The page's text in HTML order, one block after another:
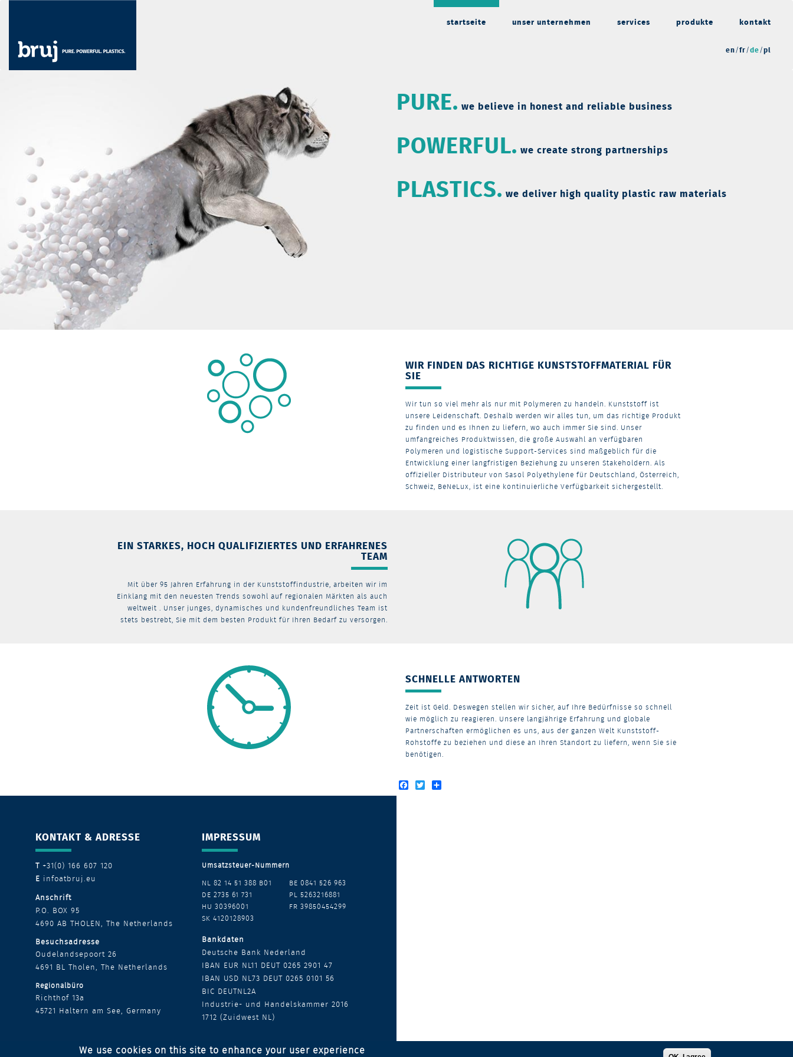
startseite unser unternehmen services produkte kontakt
en fr de pl
PURE. we believe in honest and reliable business
POWERFUL. we create strong partnerships
PLASTICS. we deliver high quality plastic raw materials
WIR FINDEN DAS RICHTIGE KUNSTSTOFFMATERIAL FÜR
SIE
Wir tun so viel mehr als nur mit Polymeren zu handeln. Kunststoff ist
unsere Leidenschaft. Deshalb werden wir alles tun, um das richtige Produkt
zu finden und es Ihnen zu liefern, wo auch immer Sie sind. Unser
umfangreiches Produktwissen, die große Auswahl an verfügbaren
Polymeren und logistische Support-Services sind maßgeblich für die
Entwicklung einer langfristigen Beziehung zu unseren Stakeholdern. Als
offizieller Distributeur von Sasol Polyethylene für Deutschland, Österreich,
Schweiz, BeNeLux, ist eine kontinuierliche Verfügbarkeit sichergestellt.
EIN STARKES, HOCH QUALIFIZIERTES UND ERFAHRENES
TEAM
Mit über 95 Jahren Erfahrung in der Kunststoffindustrie, arbeiten wir im
Einklang mit den neuesten Trends sowohl auf regionalen Märkten als auch
weltweit . Unser junges, dynamisches und kundenfreundliches Team ist
stets bestrebt, Sie mit dem besten Produkt für Ihren Bedarf zu versorgen.
SCHNELLE ANTWORTEN
Zeit ist Geld. Deswegen stellen wir sicher, auf Ihre Bedürfnisse so schnell
wie möglich zu reagieren. Unsere langjährige Erfahrung und globale
Partnerschaften ermöglichen es uns, aus der ganzen Welt Kunststoff-
Rohstoffe zu beziehen und diese an Ihren Standort zu liefern, wenn Sie sie
benötigen.
Facebook
Twitter
KONTAKT & ADRESSE
T +31(0) 166 607 120
E infoatbruj.eu
Anschrift
P.O. BOX 95
4690 AB THOLEN, The Netherlands
Besuchsadresse
Oudelandsepoort 26
4691 BL Tholen, The Netherlands
Regionalbüro
Richthof 13a
45721 Haltern am See, Germany
IMPRESSUM
Umsatzsteuer-Nummern
NL 82 14 51 388 B01
BE 0841 526 963
DE 2735 61 731
PL 5263216881
HU 30396001
FR 39850454299
SK 4120128903
Bankdaten
Deutsche Bank Nederland
IBAN EUR NL11 DEUT 0265 2901 47
IBAN USD NL73 DEUT 0265 0101 56
BIC DEUTNL2A
Industrie- und Handelskammer 2016
1712 (Zuidwest NL)
We use cookies on this site to enhance your user experience